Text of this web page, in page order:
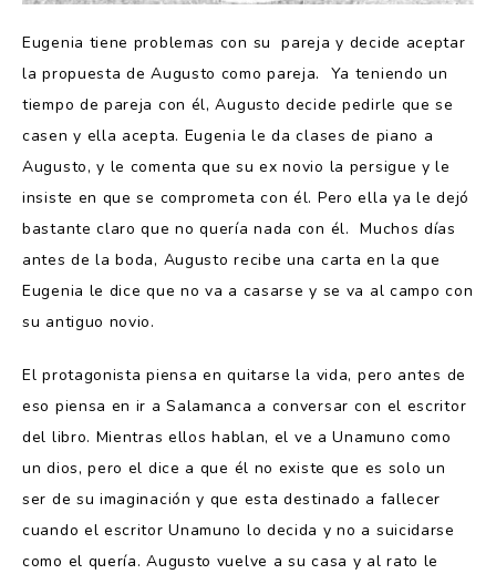
Eugenia tiene problemas con su pareja y decide aceptar
la propuesta de Augusto como pareja. Ya teniendo un
tiempo de pareja con él, Augusto decide pedirle que se
casen y ella acepta. Eugenia le da clases de piano a
Augusto, y le comenta que su ex novio la persigue y le
insiste en que se comprometa con él. Pero ella ya le dejó
bastante claro que no quería nada con él. Muchos días
antes de la boda, Augusto recibe una carta en la que
Eugenia le dice que no va a casarse y se va al campo con
su antiguo novio.
El protagonista piensa en quitarse la vida, pero antes de
eso piensa en ir a Salamanca a conversar con el escritor
del libro. Mientras ellos hablan, el ve a Unamuno como
un dios, pero el dice a que él no existe que es solo un
ser de su imaginación y que esta destinado a fallecer
cuando el escritor Unamuno lo decida y no a suicidarse
como el quería. Augusto vuelve a su casa y al rato le